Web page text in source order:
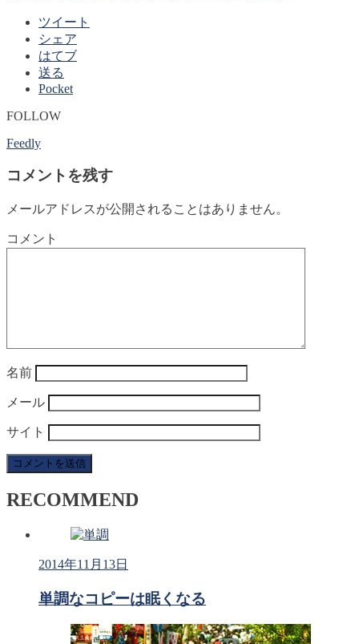
ツイート
シェア
はてブ
送る
Pocket
FOLLOW
Feedly
コメントを残す
メールアドレスが公開されることはありません。
コメント
名前
メール
サイト
RECOMMEND
2014年11月13日
単調なコピーは眠くなる